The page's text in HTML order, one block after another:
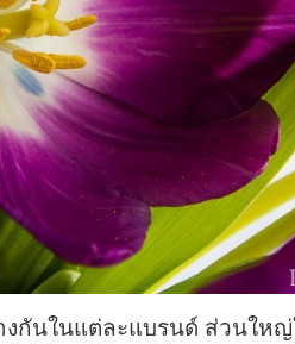
งกันในแต่ละแบรนด์ ส่วนให